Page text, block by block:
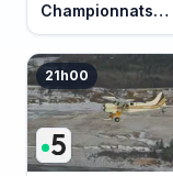
Championnats
d'Europe 2026
21h00